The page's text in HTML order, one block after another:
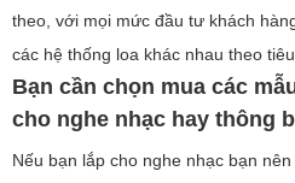
theo, với mọi mức đầu tư khách
các hệ thống loa khác nhau theo
Bạn cần chọn mua các
cho nghe nhạc hay thông
Nếu bạn lắp cho nghe nhạc bạn